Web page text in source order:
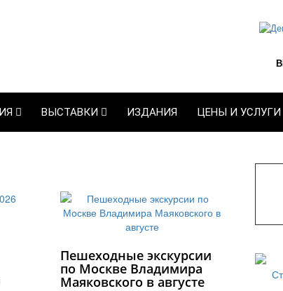
ВЫСТАВКИ ИЗДАНИЯ ЦЕНЫ И УСЛУГИ
Пешеходные экскурсии
по Москве Владимира
Маяковского в августе